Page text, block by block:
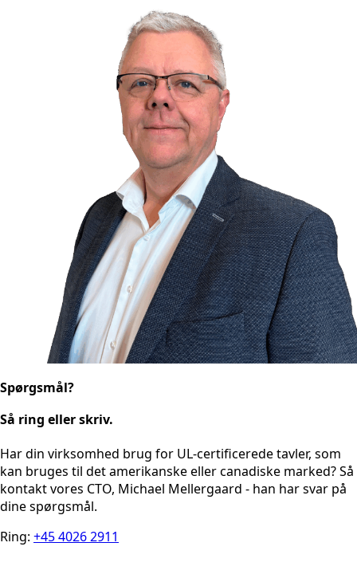
Spørgsmål?
Så ring eller skriv.
Har din virksomhed brug for UL-certificerede tavler, som
kan bruges til det amerikanske eller canadiske marked? Så
kontakt vores CTO, Michael Mellergaard - han har svar på
dine spørgsmål.
Ring: +45 4026 2911